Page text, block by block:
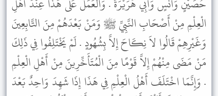
الْعِلْمِ مِنْ أَصْحَابِ النَّبِيِّ ﷺ وَمَنْ بَعْدَهُمْ مِنَ التَّابِعِينَ
وَغَيْرِهِمْ قَالُوا لاَ نِكَاحَ إِلاَّ بِشُهُودٍ . لَمْ يَخْتَلِفُوا فِي ذَلِكَ
مَنْ مَضَى مِنْهُمْ إِلاَّ قَوْمًا مِنَ الْمُتَأَخِّرِينَ مِنْ أَهْلِ الْعِلْمِ
. وَإِنَّمَا اخْتَلَفَ أَهْلُ الْعِلْمِ فِي هَذَا إِذَا شَهِدَ وَاحِدٌ بَعْدَ